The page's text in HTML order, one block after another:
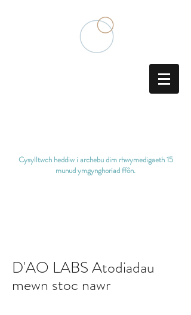
Cysylltwch heddiw i archebu dim rhwymedigaeth15
munud ymgynghoriad ffôn.
D'AO LABS Atodiadau
mewn stoc nawr